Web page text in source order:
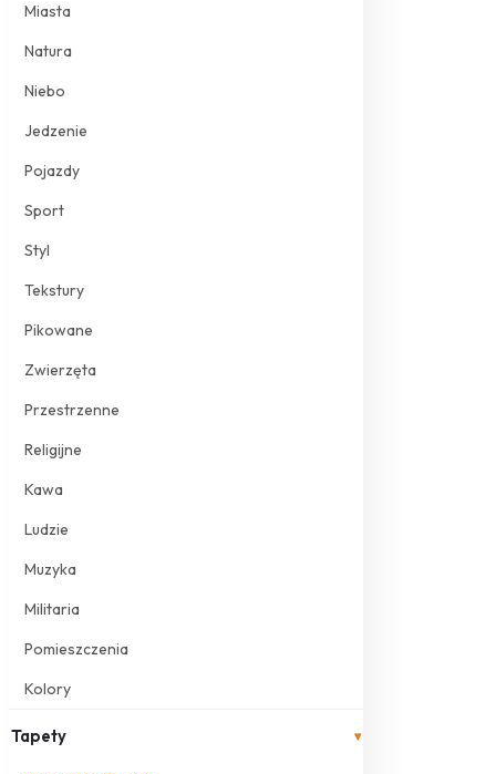
Miasta
Natura
Niebo
Jedzenie
Pojazdy
Sport
Styl
Tekstury
Pikowane
Zwierzęta
Przestrzenne
Religijne
Kawa
Ludzie
Muzyka
Militaria
Pomieszczenia
Kolory
Tapety ▾